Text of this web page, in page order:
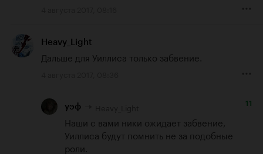
Heavy_Light
Дальше для Уиллиса только забвение.
уэф 11
Наши с вами ники ожидает забвение,
Уиллиса будут помнить не за подобные
роли.